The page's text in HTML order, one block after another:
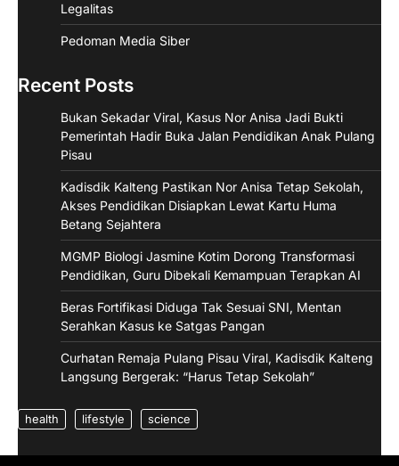
Legalitas
Pedoman Media Siber
Recent Posts
Bukan Sekadar Viral, Kasus Nor Anisa Jadi Bukti
Pemerintah Hadir Buka Jalan Pendidikan Anak Pulang
Pisau
Kadisdik Kalteng Pastikan Nor Anisa Tetap Sekolah,
Akses Pendidikan Disiapkan Lewat Kartu Huma
Betang Sejahtera
MGMP Biologi Jasmine Kotim Dorong Transformasi
Pendidikan, Guru Dibekali Kemampuan Terapkan AI
Beras Fortifikasi Diduga Tak Sesuai SNI, Mentan
Serahkan Kasus ke Satgas Pangan
Curhatan Remaja Pulang Pisau Viral, Kadisdik Kalteng
Langsung Bergerak: “Harus Tetap Sekolah”
health lifestyle science